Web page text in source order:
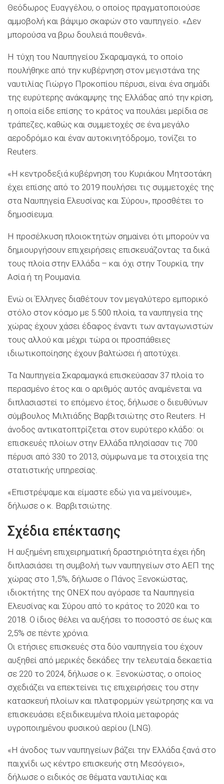
Θεόδωρος Ευαγγέλου, ο οποίος πραγματοποιούσε
αμμοβολή και βάψιμο σκαφών στο ναυπηγείο. «Δεν
μπορούσα να βρω δουλειά πουθενά».
Η τύχη του Ναυπηγείου Σκαραμαγκά, το οποίο
πουλήθηκε από την κυβέρνηση στον μεγιστάνα της
ναυτιλίας Γιώργο Προκοπίου πέρυσι, είναι ένα σημάδι
της ευρύτερης ανάκαμψης της Ελλάδας από την κρίση,
η οποία είδε επίσης το κράτος να πουλάει μερίδια σε
τράπεζες, καθώς και συμμετοχές σε ένα μεγάλο
αεροδρόμιο και έναν αυτοκινητόδρομο, τονίζει το
Reuters.
«Η κεντροδεξιά κυβέρνηση του Κυριάκου Μητσοτάκη
έχει επίσης από το 2019 πουλήσει τις συμμετοχές της
στα Ναυπηγεία Ελευσίνας και Σύρου», προσθέτει το
δημοσίευμα.
Η προσέλκυση πλοιοκτητών σημαίνει ότι μπορούν να
δημιουργήσουν επιχειρήσεις επισκευάζοντας τα δικά
τους πλοία στην Ελλάδα – και όχι στην Τουρκία, την
Ασία ή τη Ρουμανία.
Ενώ οι Έλληνες διαθέτουν τον μεγαλύτερο εμπορικό
στόλο στον κόσμο με 5.500 πλοία, τα ναυπηγεία της
χώρας έχουν χάσει έδαφος έναντι των ανταγωνιστών
τους αλλού και μέχρι τώρα οι προσπάθειες
ιδιωτικοποίησης έχουν βαλτώσει ή αποτύχει.
Τα Ναυπηγεία Σκαραμαγκά επισκεύασαν 37 πλοία το
περασμένο έτος και ο αριθμός αυτός αναμένεται να
διπλασιαστεί το επόμενο έτος, δήλωσε ο διευθύνων
σύμβουλος Μιλτιάδης Βαρβιτσιώτης στο Reuters. Η
άνοδος αντικατοπτρίζεται στον ευρύτερο κλάδο: οι
επισκευές πλοίων στην Ελλάδα πλησίασαν τις 700
πέρυσι από 330 το 2013, σύμφωνα με τα στοιχεία της
στατιστικής υπηρεσίας.
«Επιστρέψαμε και είμαστε εδώ για να μείνουμε»,
δήλωσε ο κ. Βαρβιτσιώτης.
Σχέδια επέκτασης
Η αυξημένη επιχειρηματική δραστηριότητα έχει ήδη
διπλασιάσει τη συμβολή των ναυπηγείων στο ΑΕΠ της
χώρας στο 1,5%, δήλωσε ο Πάνος Ξενοκώστας,
ιδιοκτήτης της ΟΝΕΧ που αγόρασε τα Ναυπηγεία
Ελευσίνας και Σύρου από το κράτος το 2020 και το
2018. Ο ίδιος θέλει να αυξήσει το ποσοστό σε έως και
2,5% σε πέντε χρόνια.
Οι ετήσιες επισκευές στα δύο ναυπηγεία του έχουν
αυξηθεί από μερικές δεκάδες την τελευταία δεκαετία
σε 220 το 2024, δήλωσε ο κ. Ξενοκώστας, ο οποίος
σχεδιάζει να επεκτείνει τις επιχειρήσεις του στην
κατασκευή πλοίων και πλατφορμών γεώτρησης και να
επισκευάσει εξειδικευμένα πλοία μεταφοράς
υγροποιημένου φυσικού αερίου (LNG).
«Η άνοδος των ναυπηγείων βάζει την Ελλάδα ξανά στο
παιχνίδι ως κέντρο επισκευής στη Μεσόγειο»,
δήλωσε ο ειδικός σε θέματα ναυτιλίας και